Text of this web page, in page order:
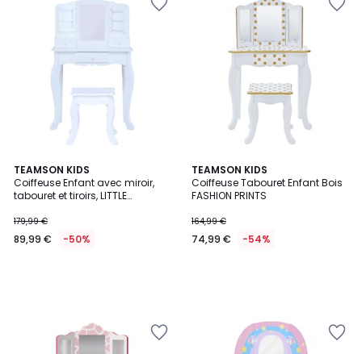
TEAMSON KIDS
Coiffeuse Enfant avec miroir,
tabouret et tiroirs, LITTLE
179,99 €
89,99 € -50%
TEAMSON KIDS
Coiffeuse Tabouret Enfant Bois
FASHION PRINTS
164,99 €
74,99 € -54%